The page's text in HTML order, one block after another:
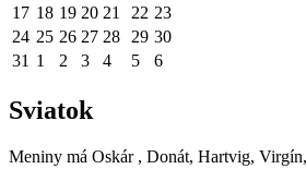
17 18 19 20 21 22 23
24 25 26 27 28 29 30
31 1 2 3 4 5 6
Sviatok
Meniny má Oskár , Donát, Hartvig,